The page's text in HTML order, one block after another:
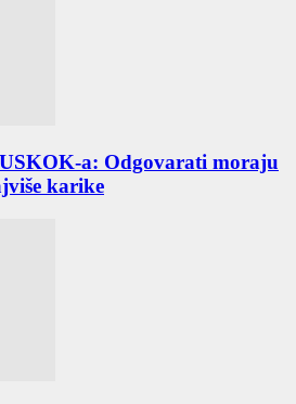
a: Odgovarati moraju
karike